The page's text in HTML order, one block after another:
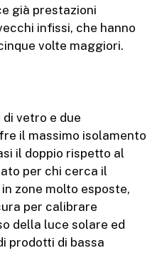
già prestazioni
infissi, che hanno
volte maggiori.
vetro e due
il massimo isolamento
il doppio rispetto al
per chi cerca il
zone molto esposte,
per calibrare
della luce solare ed
prodotti di bassa